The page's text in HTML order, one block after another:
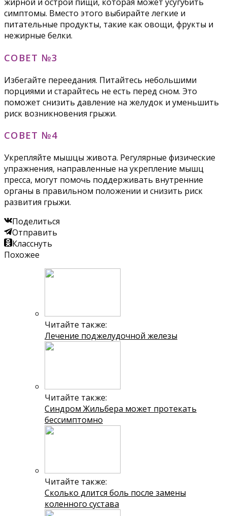
симптомы. Вместо этого выбирайте легкие и
питательные продукты, такие как овощи, фрукты и
нежирные белки.
СОВЕТ №3
Избегайте переедания. Питайтесь небольшими
порциями и старайтесь не есть перед сном. Это
поможет снизить давление на желудок и уменьшить
риск возникновения грыжи.
СОВЕТ №4
Укрепляйте мышцы живота. Регулярные физические
упражнения, направленные на укрепление мышц
пресса, могут помочь поддерживать внутренние
органы в правильном положении и снизить риск
развития грыжи.
Поделиться
Отправить
Класснуть
Похожее
Читайте также:
Лечение поджелудочной железы
Читайте также:
Синдром Жильбера может протекать
бессимптомно
Читайте также:
Сколько длится боль после замены
коленного сустава